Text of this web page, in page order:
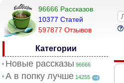
96666 Рассказов
10377 Cтатей
597877 Отзывов
Категории
Новые рассказы 96666
А в попку лучше 14255 +4